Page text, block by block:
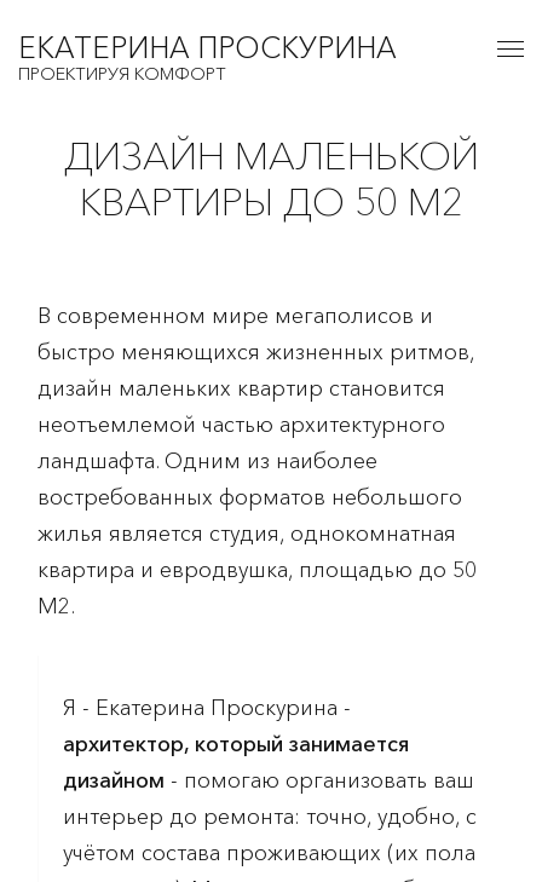
ЕКАТЕРИНА ПРОСКУРИНА
ПРОЕКТИРУЯ КОМФОРТ
ДИЗАЙН МАЛЕНЬКОЙ
КВАРТИРЫ ДО 50 М2
В современном мире мегаполисов и
быстро меняющихся жизненных ритмов,
дизайн маленьких квартир становится
неотъемлемой частью архитектурного
ландшафта. Одним из наиболее
востребованных форматов небольшого
жилья является студия, однокомнатная
квартира и евродвушка, площадью до 50
М2.
Я - Екатерина Проскурина -
архитектор, который занимается
дизайном - помогаю организовать ваш
интерьер до ремонта: точно, удобно, с
учётом состава проживающих (их пола